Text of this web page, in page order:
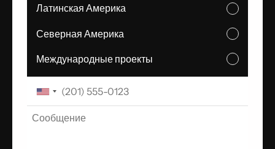
Латинская Америка
Северная Америка
Международные проекты